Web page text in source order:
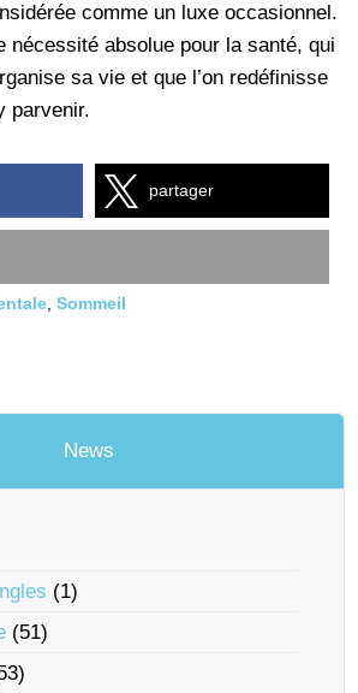
comme un luxe occasionnel.
nécessité absolue pour la santé, qui
sa vie et que l’on redéfinisse
parvenir.
partager
Sommeil
News
(1)
(51)